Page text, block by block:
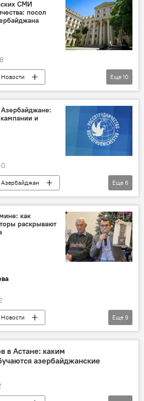
Русский дом
Митинг
СМИ
посол
Новости
Россия
Михаил Евдокимов
взаимодействии
Еще 10
Азербайджане:
и
Азербайджан
вузы России
Пресс-центр
Еще 6
как
раскрывают
Новости
Баку
История
империя
Еще 9
в Астане: каким
азербайджанские